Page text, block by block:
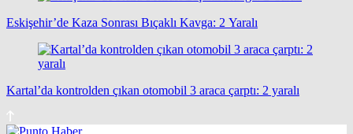
Eskişehir’de Kaza Sonrası Bıçaklı Kavga: 2 Yaralı
Kartal’da kontrolden çıkan otomobil 3 araca çarptı: 2 yaralı